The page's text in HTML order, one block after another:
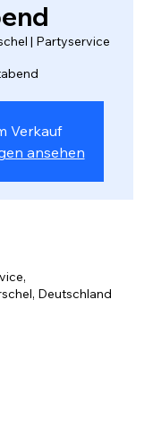
| Partyservice
Verkauf
ansehen
Deutschland